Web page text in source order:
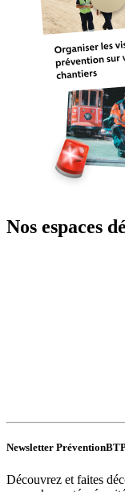
Nos espaces
Newsletter
Découvrez et faites